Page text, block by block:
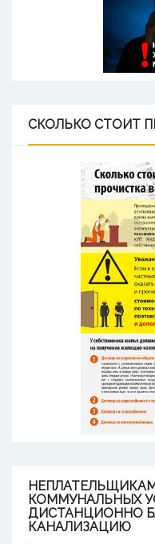
СКОЛЬКО СТОИТ
НЕПЛАТЕЛЬЩИКАМ
КОММУНАЛЬНЫХ
ДИСТАНЦИОННО
КАНАЛИЗАЦИЮ